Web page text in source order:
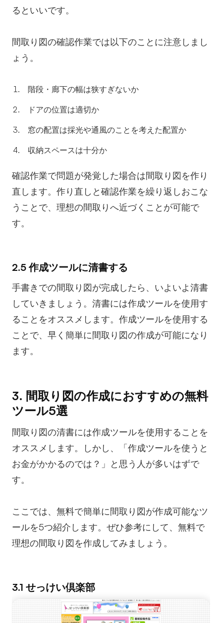
るといいです。
間取り図の確認作業では以下のことに注意しまし
ょう。
階段・廊下の幅は狭すぎないか
ドアの位置は適切か
窓の配置は採光や通風のことを考えた配置か
収納スペースは十分か
確認作業で問題が発覚した場合は間取り図を作り
直します。作り直しと確認作業を繰り返しおこな
うことで、理想の間取りへ近づくことが可能で
す。
2.5 作成ツールに清書する
手書きでの間取り図が完成したら、いよいよ清書
していきましょう。清書には作成ツールを使用す
ることをオススメします。作成ツールを使用する
ことで、早く簡単に間取り図の作成が可能になり
ます。
3. 間取り図の作成におすすめの無料
ツール5選
間取り図の清書には作成ツールを使用することを
オススメします。しかし、「作成ツールを使うと
お金がかかるのでは？」と思う人が多いはずで
す。
ここでは、無料で簡単に間取り図が作成可能なツ
ールを5つ紹介します。ぜひ参考にして、無料で
理想の間取り図を作成してみましょう。
3.1 せっけい倶楽部